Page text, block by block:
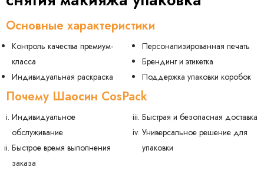
Основные характеристики
Контроль качества премиум-
класса
Индивидуальная раскраска
Персонализированная печать
Брендинг и этикетка
Поддержка упаковки коробок
Почему Шаосин CosPack
Индивидуальное
обслуживание
Быстрое время выполнения
заказа
Быстрая и безопасная доставка
Универсальное решение для
упаковки